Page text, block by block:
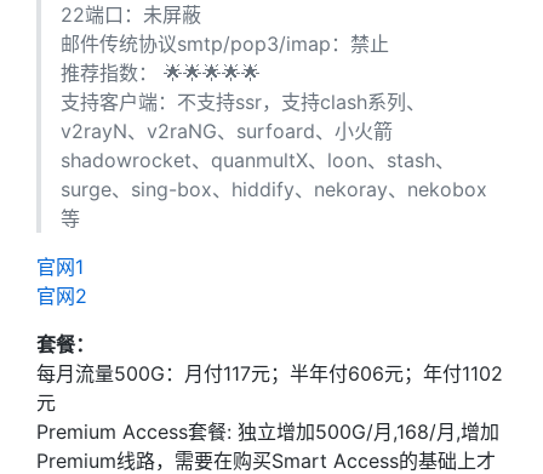
22端口：未屏蔽
邮件传统协议smtp/pop3/imap：禁止
推荐指数： 🌟🌟🌟🌟🌟
支持客户端：不支持ssr，支持clash系列、
v2rayN、v2raNG、surfoard、小火箭
shadowrocket、quanmultX、loon、stash、
surge、sing-box、hiddify、nekoray、nekobox
等
官网1
官网2
套餐：
每月流量500G：月付117元；半年付606元；年付1102
元
Premium Access套餐: 独立增加500G/月,168/月,增加
Premium线路，需要在购买Smart Access的基础上才